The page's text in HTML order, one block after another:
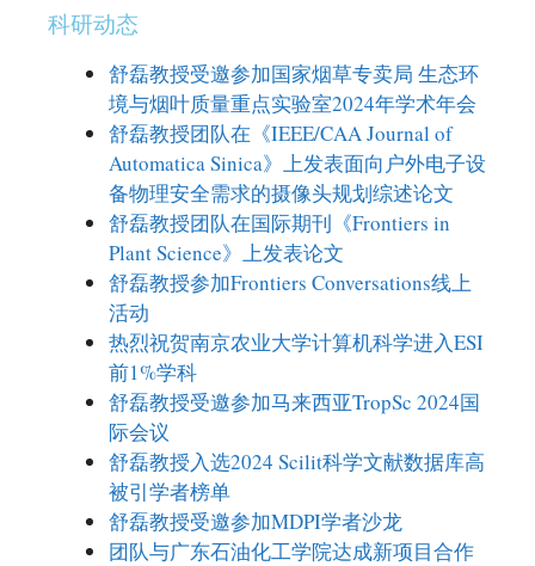
科研动态
舒磊教授受邀参加国家烟草专卖局 生态环
境与烟叶质量重点实验室2024年学术年会
舒磊教授团队在《IEEE/CAA Journal of
Automatica Sinica》上发表面向户外电子设
备物理安全需求的摄像头规划综述论文
舒磊教授团队在国际期刊《Frontiers in
Plant Science》上发表论文
舒磊教授参加Frontiers Conversations线上
活动
热烈祝贺南京农业大学计算机科学进入ESI
前1%学科
舒磊教授受邀参加马来西亚TropSc 2024国
际会议
舒磊教授入选2024 Scilit科学文献数据库高
被引学者榜单
舒磊教授受邀参加MDPI学者沙龙
团队与广东石油化工学院达成新项目合作